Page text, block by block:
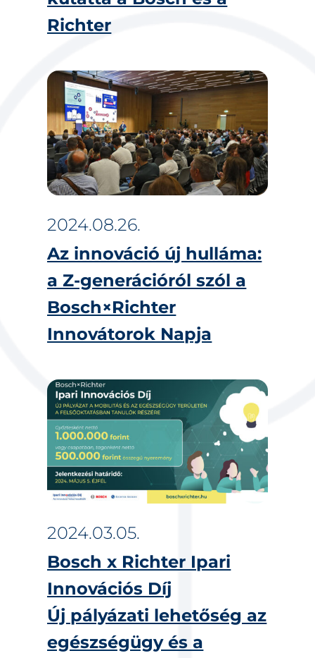
Richter
2024.08.26.
Az innováció új hulláma:
a Z-generációról szól a
Bosch×Richter
Innovátorok Napja
2024.03.05.
Bosch x Richter Ipari
Innovációs Díj
Új pályázati lehetőség az
egészségügy és a